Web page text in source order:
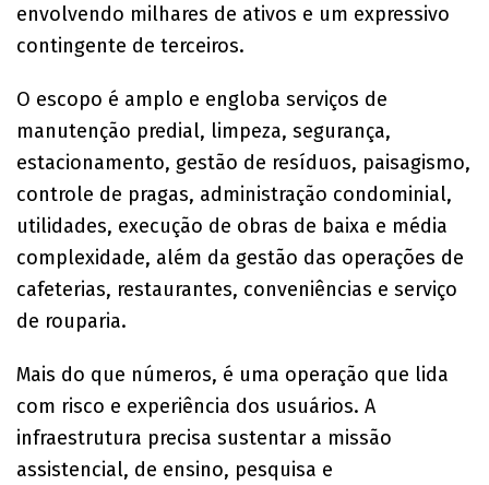
envolvendo milhares de ativos e um expressivo
contingente de terceiros.
O escopo é amplo e engloba serviços de
manutenção predial, limpeza, segurança,
estacionamento, gestão de resíduos, paisagismo,
controle de pragas, administração condominial,
utilidades, execução de obras de baixa e média
complexidade, além da gestão das operações de
cafeterias, restaurantes, conveniências e serviço
de rouparia.
Mais do que números, é uma operação que lida
com risco e experiência dos usuários. A
infraestrutura precisa sustentar a missão
assistencial, de ensino, pesquisa e